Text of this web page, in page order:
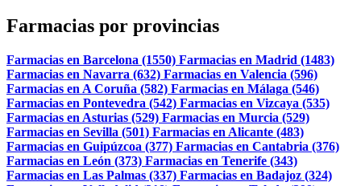
Farmacias por provincias
Farmacias en Barcelona (1550) Farmacias en Madrid (1483)
Farmacias en Navarra (632) Farmacias en Valencia (596)
Farmacias en A Coruña (582) Farmacias en Málaga (546)
Farmacias en Pontevedra (542) Farmacias en Vizcaya (535)
Farmacias en Asturias (529) Farmacias en Murcia (529)
Farmacias en Sevilla (501) Farmacias en Alicante (483)
Farmacias en Guipúzcoa (377) Farmacias en Cantabria (376)
Farmacias en León (373) Farmacias en Tenerife (343)
Farmacias en Las Palmas (337) Farmacias en Badajoz (324)